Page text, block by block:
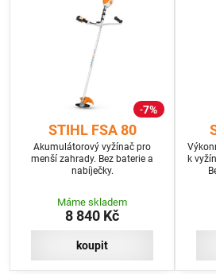
7%
STIHL FSA 80
Akumulátorový vyžínač pro
menší zahrady. Bez baterie a
nabíječky.
Máme skladem
8 840 Kč
koupit
k